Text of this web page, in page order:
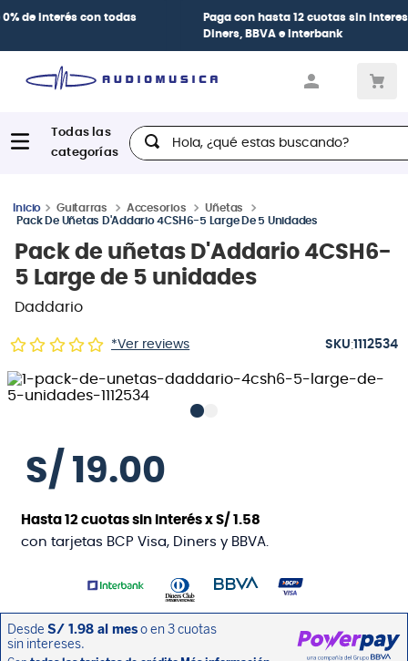
Paga conhasta 12 cuotas sin interesescon tarjetasBCP Visa,
Hola, ¿qué estas buscando?
Guitarras Accesorios
Uñetas
Pack De Uñetas D'Addario 4CSH6-5 Large De 5 Unidades
Pack de uñetas D'Addario 4CSH6-
5 Large de 5 unidades
Daddario
*Ver reviews :1112534
S/ 19.00
Hasta12 cuotas sin interés xS/ 1.58
con tarjetas BCP Visa, Diners y BBVA.